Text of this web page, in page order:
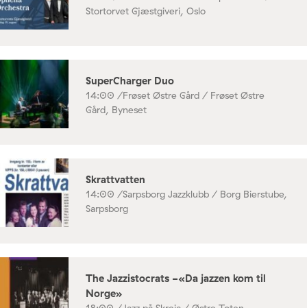
Stortorvet Gjæstgiveri, Oslo
SuperCharger Duo
14:00 /Frøset Østre Gård / Frøset Østre
Gård, Byneset
Skrattvatten
14:00 /Sarpsborg Jazzklubb / Borg Bierstube,
Sarpsborg
The Jazzistocrats -«Da jazzen kom til
Norge»